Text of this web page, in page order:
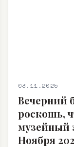
03.11.2025
Вечерний
роскошь,
музейный
Ноября